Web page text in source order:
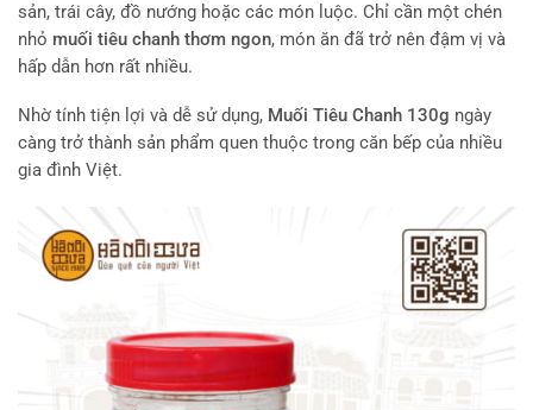
sản, trái cây, đồ nướng hoặc các món luộc. Chỉ cần một chén
nhỏ muối tiêu chanh thơm ngon, món ăn đã trở nên đậm vị và
hấp dẫn hơn rất nhiều.
Nhờ tính tiện lợi và dễ sử dụng, Muối Tiêu Chanh 130g ngày
càng trở thành sản phẩm quen thuộc trong căn bếp của nhiều
gia đình Việt.